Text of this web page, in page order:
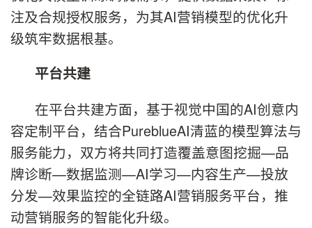
注及合规授权服务，为其AI营销模型的优化升
级筑牢数据根基。
平台共建
在平台共建方面，基于视觉中国的AI创意内
容定制平台，结合PureblueAI清蓝的模型算法与
服务能力，双方将共同打造覆盖意图挖掘—品
牌诊断—数据监测—AI学习—内容生产—投放
分发—效果监控的全链路AI营销服务平台，推
动营销服务的智能化升级。